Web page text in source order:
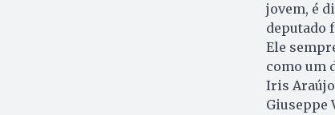
jovem, é
deputado
Ele
como um
Iris Araújo
Giuseppe